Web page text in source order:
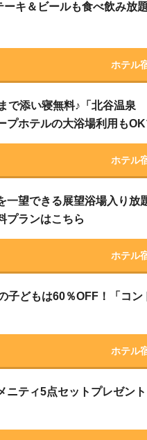
キ＆ビールも食べ飲み放
ホテル
で添い寝無料♪「北谷温泉
プホテルの大浴場利用も
ホテル
望できる展望浴場入り放
プランはこちら
ホテル
子どもは60％OFF！「コン
ホテル
ティ5点セットプレゼン